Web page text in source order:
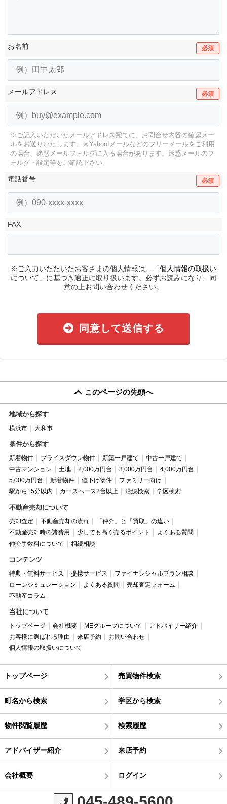
お名前 必須
メールアドレス 必須
※ご記入いただいたメールアドレス宛てに、お問合せ内容の確認メー
ルをお送りいたします。
※Yahoo!メールなどのフリーメールをご利用
の場合、迷惑メールフォルダに入る場合があります。 迷惑メールのフ
ォルダ・設定等をご確認下さい。
電話番号 必須
FAX
※ご入力いただいたお客さまの個人情報は、
「個人情報の取扱い
について」 に基づき適正に取り扱います。必ずお読みになり、同
意の上お問い合わせください。
同意して送信する
このページの先頭へ
地域から探す
横浜市 大和市
条件から探す
新着物件 プライスダウン物件 新築一戸建て
中古一戸建て
中古マンション
土地 2,000万円台 3,000万円台
4,000万円台
5,000万円台
新着物件 値下げ物件
ファミリー向け
駅から15分以内
カースペース2台以上 沿線検索 学区検索
不動産売却について
売却査定 不動産売却の流れ
「仲介」と「買取」の違い
不動産売却時の諸費用
少しでも高く売るポイント
よくある質問
仲介手数料について
相続相談
コンテンツ
特典・無料サービス 提携サービス
ファイナンシャルプラン相談
ローンシミュレーション
よくある質問
売却査定フォーム
不動産コラム
当社について
トップページ 会社概要 MEグループについて
アドバイザー紹介
お客様に選ばれる理由
来店予約
お問い合わせ
個人情報の取扱いについて
トップページ 売買物件検索
町名から検索 学区から検索
物件閲覧履歴 検索履歴
アドバイザー紹介 来店予約
会社概要 ログイン